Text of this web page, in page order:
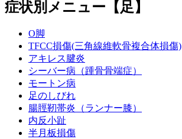
症状別メニュー【足】
O脚
TFCC損傷(三角線維軟骨複合体損傷)
アキレス腱炎
シーバー病（踵骨骨端症）
モートン病
足のしびれ
腸脛靭帯炎（ランナー膝）
内反小趾
半月板損傷